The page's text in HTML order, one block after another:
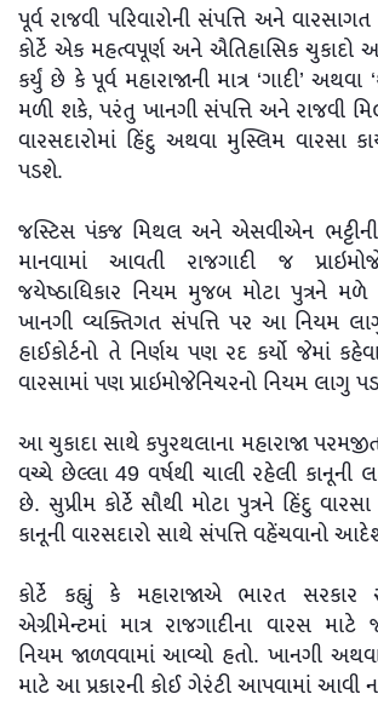
પૂર્વ રાજવી પરિવારોની સંપત્તિ અને
કોર્ટે એક મહત્વપૂર્ણ અને ઐતિહાસિક ચુકાદો
કર્યું છે કે પૂર્વ મહારાજાની માત્ર ‘ગાદી’ અથવા
મળી શકે, પરંતુ ખાનગી સંપત્તિ અને રાજવી
વારસદારોમાં હિંદુ અથવા મુસ્લિમ વારસા
પડશે.
જસ્ટિસ પંકજ મિથલ અને એસવીએન ભટ્ટીની
માનવામાં આવતી રાજગાદી જ
જયેષ્ઠાધિકાર નિયમ મુજબ મોટા પુત્રને
ખાનગી વ્યક્તિગત સંપત્તિ પર આ નિયમ
હાઈકોર્ટનો તે નિર્ણય પણ રદ કર્યો જેમાં
વારસામાં પણ પ્રાઇમોજેનિચરનો નિયમ લાગુ
આ ચુકાદા સાથે કપુરથલાના મહારાજા
વચ્ચે છેલ્લા 49 વર્ષથી ચાલી રહેલી કાનૂની
છે. સુપ્રીમ કોર્ટે સૌથી મોટા પુત્રને હિંદુ
કાનૂની વારસદારો સાથે સંપત્તિ વહેંચવાનો
કોર્ટે કહ્યું કે મહારાજાએ ભારત સરકાર
એગ્રીમેન્ટમાં માત્ર રાજગાદીના વારસ માટે
નિયમ જાળવવામાં આવ્યો હતો. ખાનગી
માટે આ પ્રકારની કોઈ ગેરંટી આપવામાં આવી